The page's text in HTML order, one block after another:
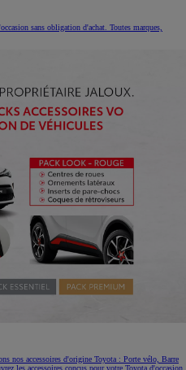
sans obligation d'achat. Toutes marques,
nos accessoires d'origine Toyota : Porte vélo, Barre
les accessoires conçus pour votre Toyota d'occasion.